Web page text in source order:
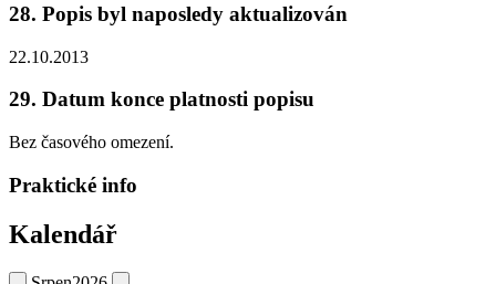
28. Popis byl naposledy aktualizován
22.10.2013
29. Datum konce platnosti popisu
Bez časového omezení.
Praktické info
Kalendář